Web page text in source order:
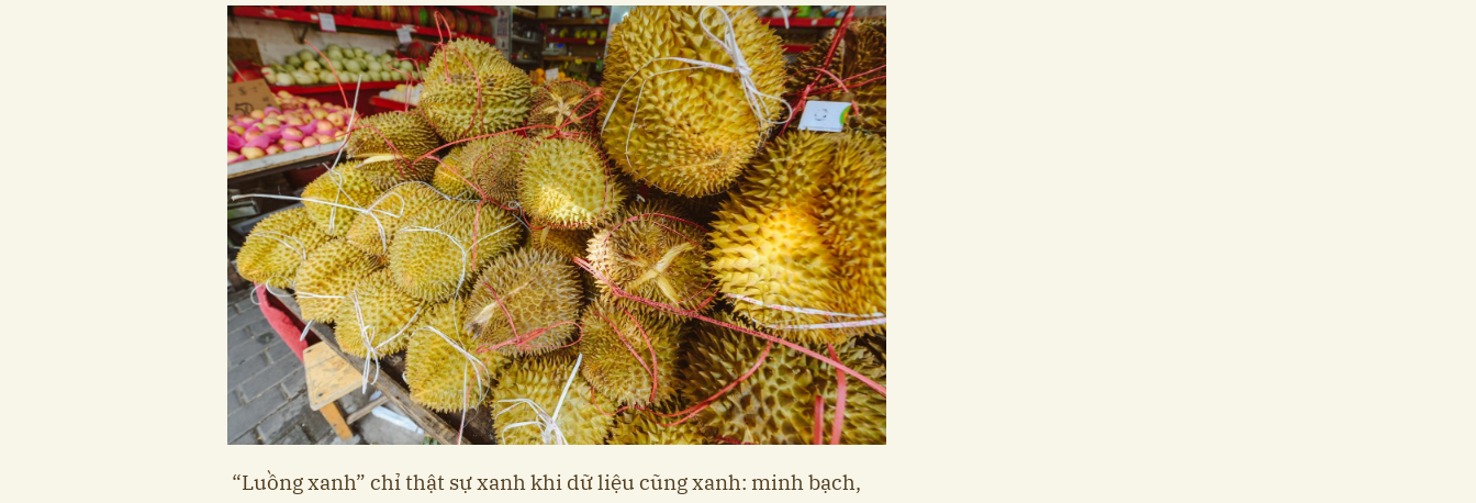
“Luồng xanh” chỉ thật sự xanh khi dữ liệu cũng xanh: minh bạch,